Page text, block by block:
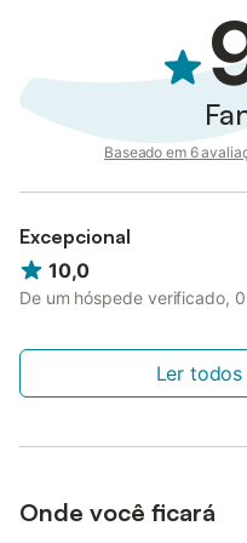
Baseado em 6
Excepcional
10,0
De um hóspede verificado,
Ler
Onde você ficará